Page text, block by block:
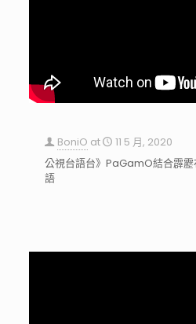
BoniO at
11 5 月, 2020
公視台語台》PaGamO結合霹靂
語